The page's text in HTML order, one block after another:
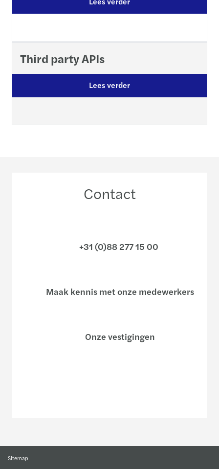
Third party APIs
Lees verder
Contact
+31 (0)88 277 15 00
Maak kennis met onze medewerkers
Onze vestigingen
Sitemap